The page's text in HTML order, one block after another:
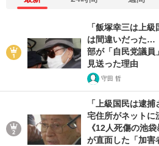
「飯塚幸三は上
は間違いだった…
部が「自民党議員
見送った理由
守田 哲
「上級国民は逮
宅住所がネット
《12人死傷の池
が直面した「加害